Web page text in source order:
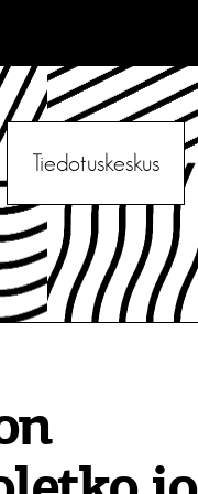
Tiedotuskeskus